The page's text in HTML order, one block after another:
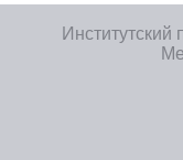
Институтский